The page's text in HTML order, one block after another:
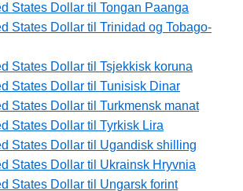
States Dollar til Tongan Paanga
States Dollar til Trinidad og Tobago-
States Dollar til Tsjekkisk koruna
States Dollar til Tunisisk Dinar
States Dollar til Turkmensk manat
States Dollar til Tyrkisk Lira
States Dollar til Ugandisk shilling
States Dollar til Ukrainsk Hryvnia
States Dollar til Ungarsk forint